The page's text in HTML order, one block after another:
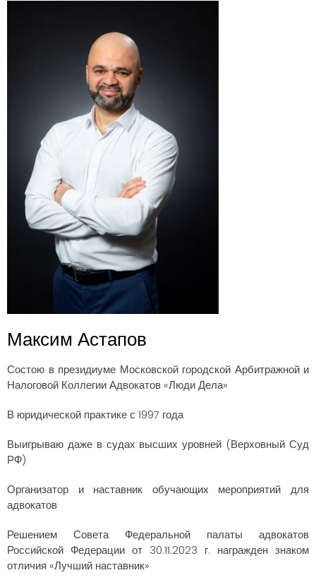
Максим Астапов
Состою в президиуме Московской городской Арбитражной и
Налоговой Коллегии Адвокатов «Люди Дела»
В юридической практике с 1997 года
Выигрываю даже в судах высших уровней (Верховный Суд
РФ)
Организатор и наставник обучающих мероприятий для
адвокатов
Решением Совета Федеральной палаты адвокатов
Российской Федерации от 30.11.2023 г. награжден знаком
отличия «Лучший наставник»